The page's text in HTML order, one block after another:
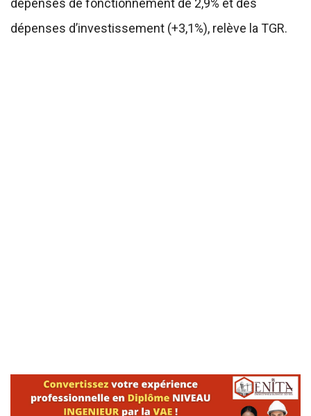
dépenses de fonctionnement de 2,9% et des
dépenses d’investissement (+3,1%), relève la TGR.